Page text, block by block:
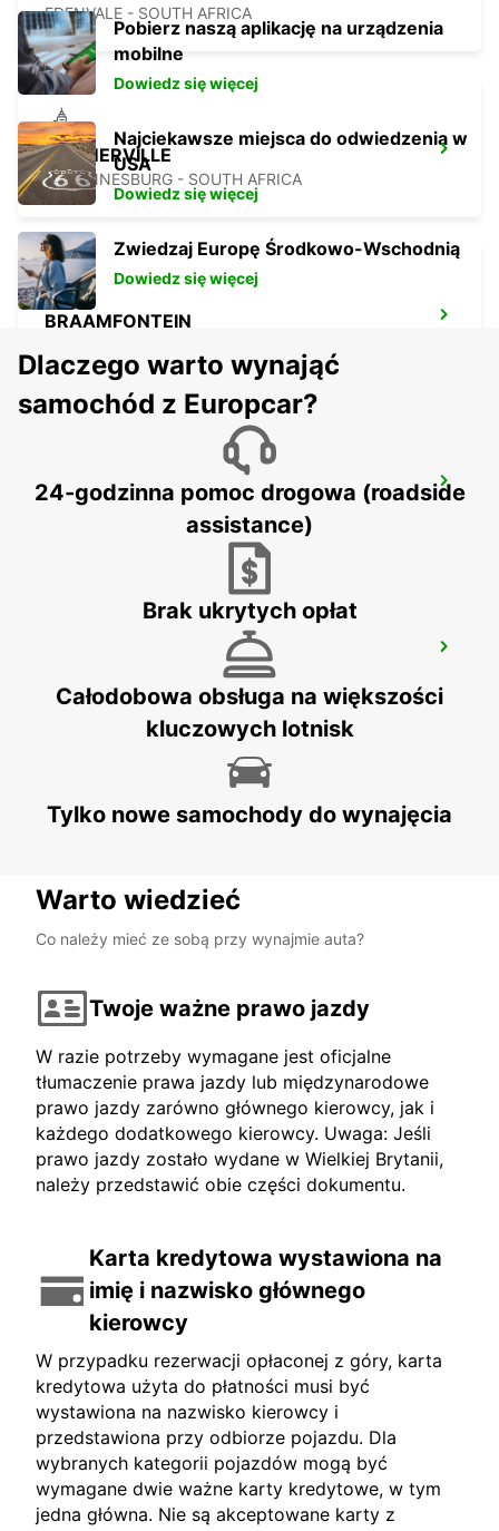
EDENVALE - SOUTH AFRICA
KRAMERVILLE
JOHANNESBURG - SOUTH AFRICA
BRAAMFONTEIN
MIDRAND
MIDRAND - SOUTH AFRICA
JOHANNESBURG - SOUTH AFRICA
Pobierz naszą aplikację na urządzenia
mobilne
Dowiedz się więcej
Najciekawsze miejsca do odwiedzenia w
USA
Dowiedz się więcej
Zwiedzaj Europę Środkowo-Wschodnią
Dowiedz się więcej
Dlaczego warto wynająć
samochód z Europcar?
24-godzinna pomoc drogowa (roadside
assistance)
Brak ukrytych opłat
Całodobowa obsługa na większości
kluczowych lotnisk
Tylko nowe samochody do wynajęcia
Warto wiedzieć
Co należy mieć ze sobą przy wynajmie auta?
Twoje ważne prawo jazdy
W razie potrzeby wymagane jest oficjalne
tłumaczenie prawa jazdy lub międzynarodowe
prawo jazdy zarówno głównego kierowcy, jak i
każdego dodatkowego kierowcy. Uwaga: Jeśli
prawo jazdy zostało wydane w Wielkiej Brytanii,
należy przedstawić obie części dokumentu.
Karta kredytowa wystawiona na
imię i nazwisko głównego
kierowcy
W przypadku rezerwacji opłaconej z góry, karta
kredytowa użyta do płatności musi być
wystawiona na nazwisko kierowcy i
przedstawiona przy odbiorze pojazdu. Dla
wybranych kategorii pojazdów mogą być
wymagane dwie ważne karty kredytowe, w tym
jedna główna. Nie są akceptowane karty z